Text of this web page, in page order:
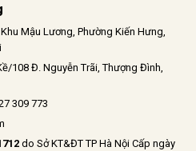
Mậu Lương, Phường Kiến Hưng,
108 Đ. Nguyễn Trãi, Thượng Đình,
309 773
do Sở KT&ĐT TP Hà Nội Cấp ngày